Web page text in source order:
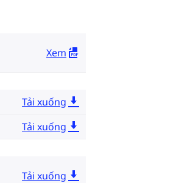
Xem
Tải xuống
Tải xuống
Tải xuống